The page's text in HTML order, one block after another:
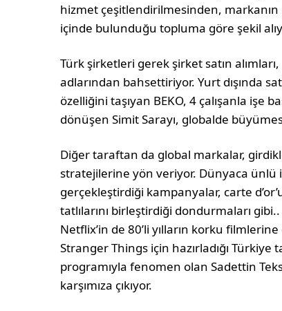
hizmet çeşitlendirilmesinden,
içinde bulunduğu topluma göre şekil
Türk şirketleri gerek şirket satın
adlarından bahsettiriyor. Yurt dışında
özelliğini taşıyan BEKO, 4 çalışanla işe
dönüşen Simit Sarayı, globalde
Diğer taraftan da global markalar,
stratejilerine yön veriyor. Dünyaca ünlü
gerçekleştirdiği kampanyalar, carte
tatlılarını birleştirdiği dondurmaları
Netflix’in de 80’li yılların korku
Stranger Things için hazırladığı Türkiye
programıyla fenomen olan Sadettin
karşımıza çıkıyor.